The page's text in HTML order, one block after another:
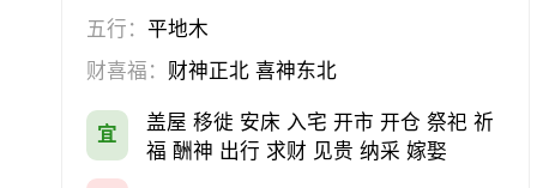
五行：平地木
财喜福： 财神正北 喜神东北
宜
盖屋 移徙 安床 入宅 开市 开仓 祭祀 祈
福 酬神 出行 求财 见贵 纳采 嫁娶